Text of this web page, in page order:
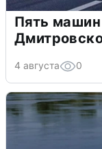
Пять машин
4 августа 0